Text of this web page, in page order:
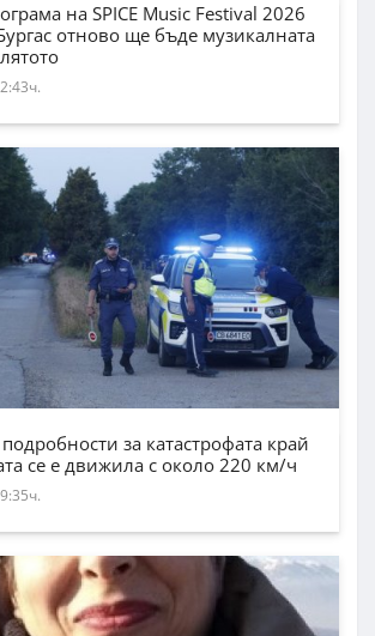
на SPICE Music Festival 2026
отново ще бъде музикалната
за катастрофата край
се е движила с около 220 км/ч